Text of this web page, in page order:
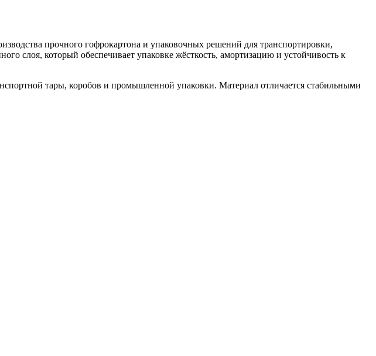
прочного гофрокартона и упаковочных решений для транспортировки,
слоя, который обеспечивает упаковке жёсткость, амортизацию и устойчивость к
тары, коробов и промышленной упаковки. Материал отличается стабильными